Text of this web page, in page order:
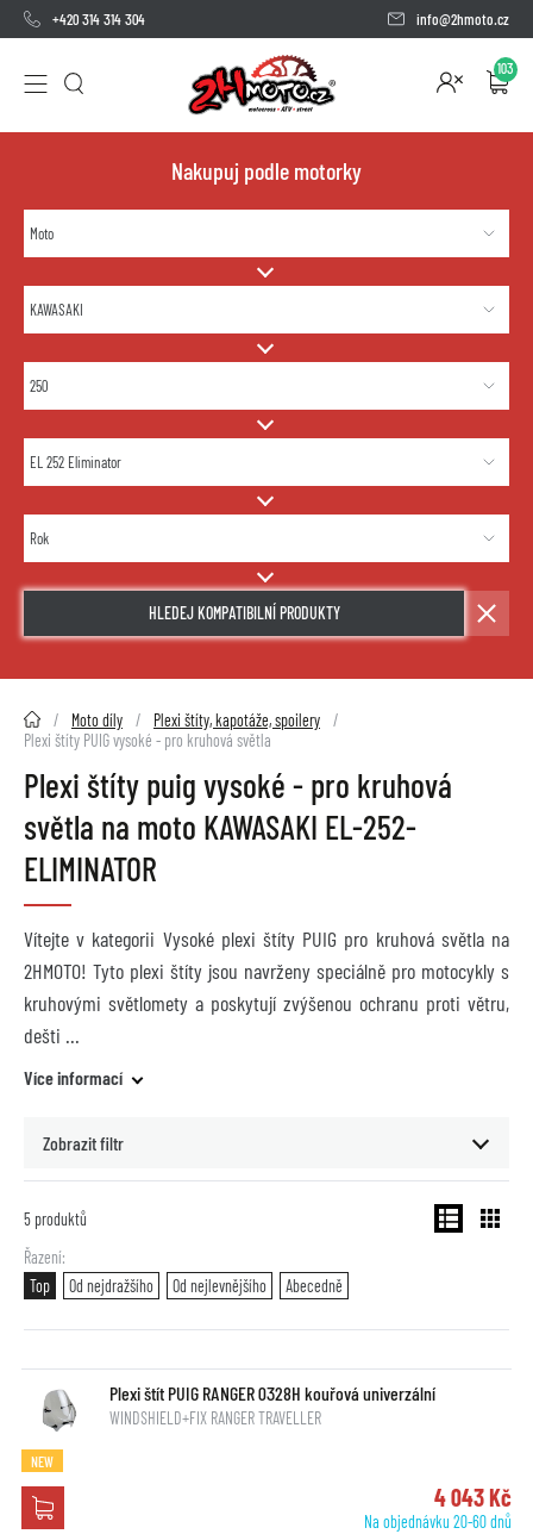
+420 314 314 304 info@2hmoto.cz
103
Nakupuj podle motorky
HLEDEJ KOMPATIBILNÍ PRODUKTY
2HMOTO.cz Moto díly
Plexi štíty, kapotáže, spoilery
Plexi štíty PUIG vysoké - pro kruhová světla
Plexi štíty puig vysoké - pro kruhová
světla na moto KAWASAKI EL-252-
ELIMINATOR
Vítejte v kategorii Vysoké plexi štíty PUIG pro kruhová světla na
2HMOTO! Tyto plexi štíty jsou navrženy speciálně pro motocykly s
kruhovými světlomety a poskytují zvýšenou ochranu proti větru,
dešti
Více informací
Zobrazit filtr
5 produktů
Řazení
Top
Od nejdražšího Od nejlevnějšího Abecedně
Plexi štít PUIG RANGER 0328H kouřová univerzální
WINDSHIELD+FIX RANGER TRAVELLER
NEW
4 043 Kč
Na objednávku 20-60 dnů